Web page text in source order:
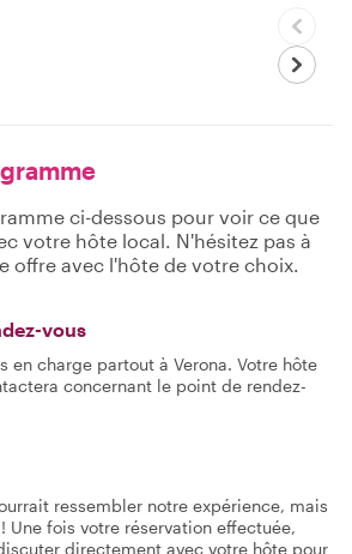
ci-dessous pour voir ce que
votre hôte local. N'hésitez pas à
offre avec l'hôte de votre choix.
vous
en charge partout à Verona. Votre hôte
concernant le point de rendez-
ressembler notre expérience, mais
Une fois votre réservation effectuée,
directement avec votre hôte pour